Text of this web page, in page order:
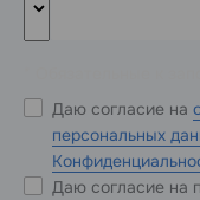
Даю согласие на
персональных
Даю согласие на